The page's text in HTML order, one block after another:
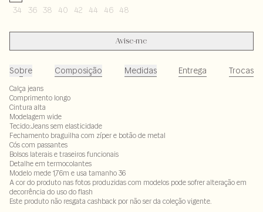
34 36 38 40 42 44 46 48
Avise-me
Sobre Composição Medidas Entrega Trocas
Calça jeans
Comprimento longo
Cintura alta
Modelagem wide
Tecido:Jeans sem elasticidade
Fechamento braguilha com zíper e botão de metal
Cós com passantes
Bolsos laterais e traseiros funcionais
Detalhe em termocolantes
Modelo mede 1,76m e usa tamanho 36
A cor do produto nas fotos produzidas com modelos pode sofrer alteração em
decorrência do uso do flash
Este produto não resgata cashback por não ser da coleção vigente.